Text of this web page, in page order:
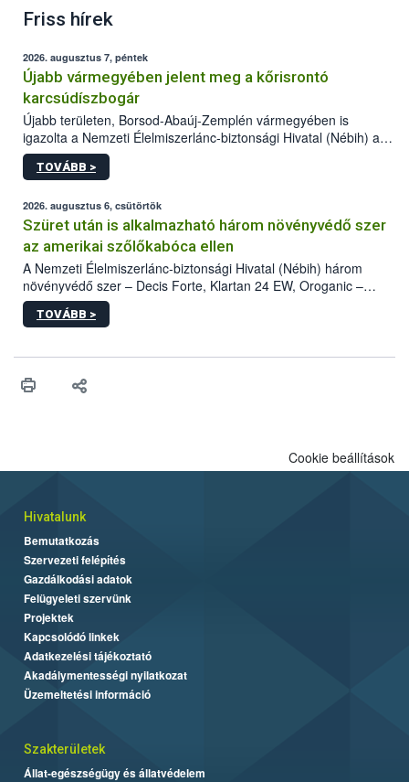
Friss hírek
2026. augusztus 7, péntek
Újabb vármegyében jelent meg a kőrisrontó
karcsúdíszbogár
Újabb területen, Borsod-Abaúj-Zemplén vármegyében is
igazolta a Nemzeti Élelmiszerlánc-biztonsági Hivatal (Nébih) a
kőrisrontó karcsúdíszbogár (Agrilus planipennis) jelenlétét. A
kártevőt nem csak színcsapdában találták meg, de már fertőzött
az intenzív felderítést, emellett az intézkedéseket a szlovák
hatósággal is összehangolják a terjedés megállítása érdekében.
TOVÁBB >
2026. augusztus 6, csütörtök
Szüret után is alkalmazható három növényvédő szer
az amerikai szőlőkabóca ellen
A Nemzeti Élelmiszerlánc-biztonsági Hivatal (Nébih) három
növényvédő szer – Decis Forte, Klartan 24 EW, Oroganic –
engedélyokiratát módosította, így azok a szüretet követően,
egészen a vesszőérettség (BBCH 91) stádiumáig
érésű szőlőkben is legyen lehetőség a károsító elleni további
felhasználók számára is elérhető és ökológiai termesztésben is
TOVÁBB >
Cookie beállítások
Hivatalunk
Bemutatkozás
Szervezeti felépítés
Gazdálkodási adatok
Felügyeleti szervünk
Projektek
Kapcsolódó linkek
Adatkezelési tájékoztató
Akadálymentességi nyilatkozat
Üzemeltetési információ
Szakterületek
Állat-egészségügy és állatvédelem